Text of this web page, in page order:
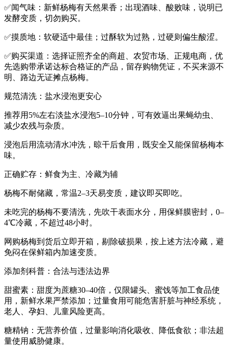
✅闻气味：新鲜杨梅有天然果香；出现酒味、酸败味，说明已
发酵变质，切勿购买。
✅摸质地：软硬适中最佳；过酥软为过熟，过硬则偏生酸涩。
✅购买渠道：选择证照齐全的商超、农贸市场、正规电商，优
先选购带承诺达标合格证的产品，留存购物凭证，不买来源不
明、路边无证摊点杨梅。
规范清洗：盐水浸泡更安心
推荐用5%左右淡盐水浸泡5–10分钟，可有效逼出果蝇幼虫、
减少农残与杂质。
浸泡后用流动清水冲洗，晾干后食用，既安全又能保留杨梅本
味。
正确贮存：鲜食为主、冷藏为辅
杨梅不耐储藏，常温2–3天易变质，建议即买即吃。
未吃完的杨梅不要清洗，先吹干表面水分，用保鲜膜密封，0–
4℃冷藏，不超过48小时。
网购杨梅到货后立即开箱，剔除破损果，按上述方法冷藏，避
免闷在保鲜箱内加速变质。
添加剂科普：合法与违法边界
甜蜜素：甜度为蔗糖30–40倍，仅限罐头、蜜饯等加工食品使
用，新鲜水果严禁添加；过量食用可能危害肝脏与神经系统，
老人、孕妇、儿童风险更高。
糖精钠：无营养价值，过量影响消化吸收、降低食欲；非法超
量使用威胁健康。